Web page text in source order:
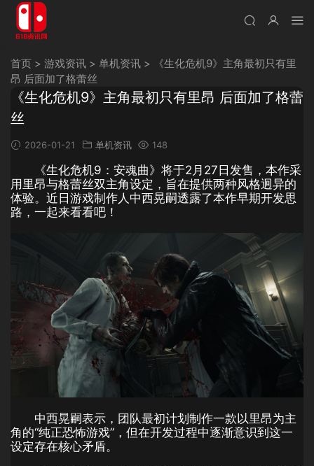
首页 > 游戏资讯 > 单机资讯 >
《生化危机9》主角最初只有里
昂 后面加了格蕾丝
《生化危机9》主角最初只有里昂 后面加了格蕾
丝
2026-01-21 单机资讯 148
《生化危机9：安魂曲》将于2月27日发售，本作采
用里昂与格蕾丝双主角设定，旨在提供两种风格迥异的
体验。近日游戏制作人中西晃嗣透露了本作早期开发思
路，一起来看看吧！
中西晃嗣表示，团队最初计划制作一款以里昂为主
角的“纯正恐怖游戏”，但在开发过程中逐渐意识到这一
设定存在核心矛盾。